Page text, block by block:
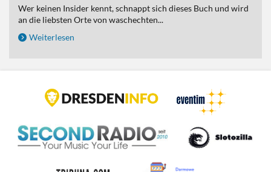
Wer keinen Insider kennt, schnappt sich dieses Buch und wird
an die liebsten Orte von waschechten...
Weiterlesen